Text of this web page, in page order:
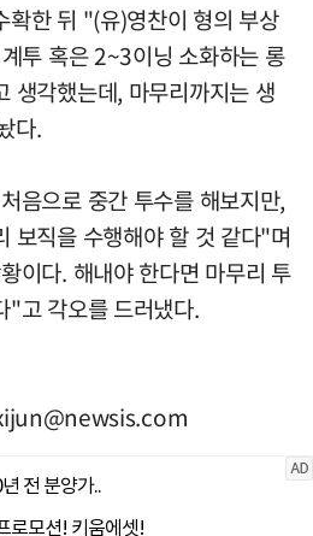
확한 뒤 "(유)영찬이 형의 부상
투 혹은 2~3이닝 소화하는 롱
생각했는데, 마무리까지는 생
다.
음으로 중간 투수를 해보지만,
보직을 수행해야 할 것 같다"며
이다. 해내야 한다면 마무리 투
"고 각오를 드러냈다.